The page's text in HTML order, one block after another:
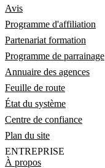
Avis
Programme d'affiliation
Partenariat formation
Programme de parrainage
Annuaire des agences
Feuille de route
État du système
Centre de confiance
Plan du site
ENTREPRISE
À propos